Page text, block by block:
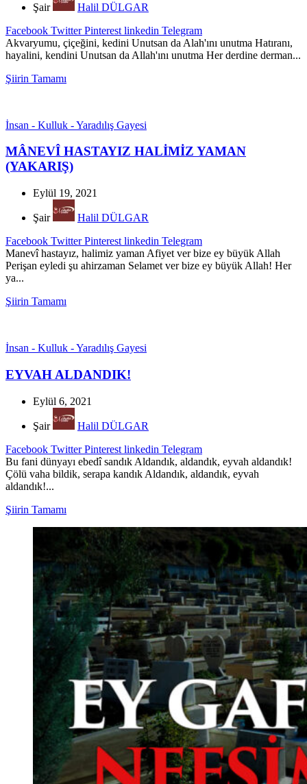
Şair
Halil DÜLGAR
Facebook Twitter Pinterest linkedin Telegram
Akvaryumu, çiçeğini, kedini Unutsan da Alah'ını unutma Hatıranı,
hayalini, kendini Unutsan da Allah'ını unutma Her derdine derman...
Şiirin Tamamı
İnsan - Kulluk - Yaradılış Gayesi
MÂNEVÎ HASTAYIZ HALİMİZ YAMAN
(YAKARIŞ)
Eylül 19, 2021
Şair
Halil DÜLGAR
Facebook Twitter Pinterest linkedin Telegram
Manevî hastayız, halimiz yaman Afiyet ver bize ey büyük Allah
Perişan eyledi şu ahirzaman Selamet ver bize ey büyük Allah! Her
ya...
Şiirin Tamamı
İnsan - Kulluk - Yaradılış Gayesi
EYVAH ALDANDIK!
Eylül 6, 2021
Şair
Halil DÜLGAR
Facebook Twitter Pinterest linkedin Telegram
Bu fani dünyayı ebedî sandık Aldandık, aldandık, eyvah aldandık!
Çölü vaha bildik, serapa kandık Aldandık, aldandık, eyvah
aldandık!...
Şiirin Tamamı